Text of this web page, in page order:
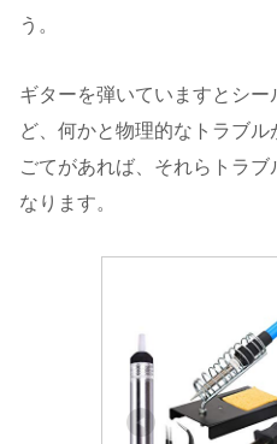
う。
ギターを弾いていますとシ
ど、何かと物理的なトラブ
ごてがあれば、それらトラ
なります。